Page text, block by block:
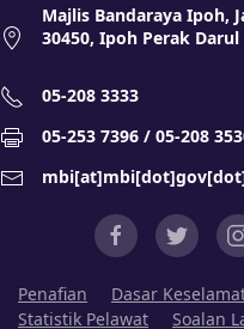
Majlis Bandaraya Ipoh,
30450, Ipoh Perak Darul
05-208 3333
05-253 7396 / 05-208
Penafian Dasar
Statistik Pelawat
Soalan